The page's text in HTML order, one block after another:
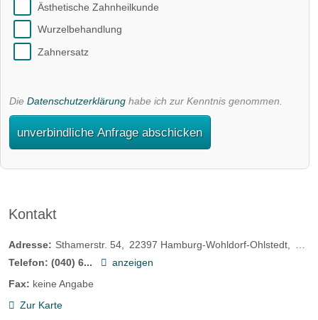
Ästhetische Zahnheilkunde
Wurzelbehandlung
Zahnersatz
Die Datenschutzerklärung habe ich zur Kenntnis genommen.
unverbindliche Anfrage abschicken
Kontakt
Adresse: Sthamerstr. 54 22397 Hamburg-Wohldorf-Ohlstedt
Telefon: (040) 6...
anzeigen
Fax: keine Angabe
Zur Karte